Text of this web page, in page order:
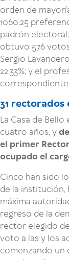
orden de
1060,25
padrón
obtuvo 576
Sergio
22.33%; y el
correspondiente
31 rectorados
La Casa de
cuatro años, y
el primer
ocupado el
Cinco han sido
de la institución,
máxima
regreso de la
rector elegido
voto a las y los
comenzando